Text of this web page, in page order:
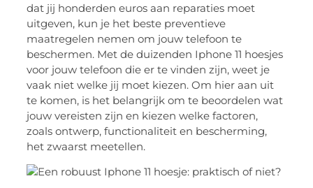
dat jij honderden euros aan reparaties moet
uitgeven, kun je het beste preventieve
maatregelen nemen om jouw telefoon te
beschermen. Met de duizenden Iphone 11 hoesjes
voor jouw telefoon die er te vinden zijn, weet je
vaak niet welke jij moet kiezen. Om hier aan uit
te komen, is het belangrijk om te beoordelen wat
jouw vereisten zijn en kiezen welke factoren,
zoals ontwerp, functionaliteit en bescherming,
het zwaarst meetellen.